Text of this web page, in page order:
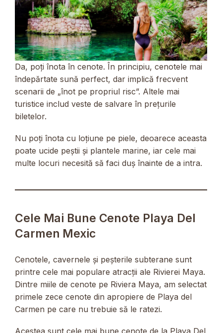
Da, poți înota în cenote. În principiu, cenotele mai
îndepărtate sună perfect, dar implică frecvent
scenarii de „înot pe propriul risc”. Altele mai
turistice includ veste de salvare în prețurile
biletelor.
Nu poți înota cu loțiune pe piele, deoarece aceasta
poate ucide peștii și plantele marine, iar cele mai
multe locuri necesită să faci duș înainte de a intra.
Cele Mai Bune Cenote Playa Del
Carmen Mexic
Cenotele, cavernele și peșterile subterane sunt
printre cele mai populare atracții ale Rivierei Maya.
Dintre miile de cenote pe Riviera Maya, am selectat
primele zece cenote din apropiere de Playa del
Carmen pe care nu trebuie să le ratezi.